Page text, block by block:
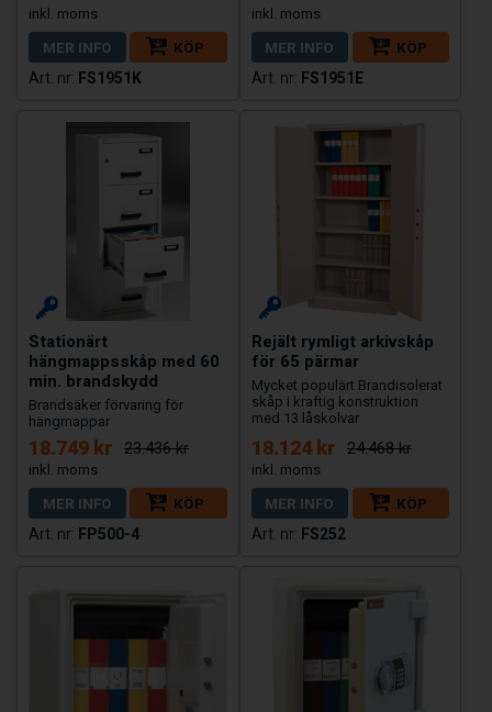
MER INFO
KÖP
FS1951K
MER INFO
KÖP
FS1951E
Stationärt
hängmappsskåp med 60
min. brandskydd
Brandsäker förvaring för
hängmappar
18.749 kr 23.436 kr
MER INFO
KÖP
FP500-4
Rejält rymligt arkivskåp
för 65 pärmar
Mycket populärt Brandisolerat
skåp i kraftig konstruktion
med 13 låskolvar
18.124 kr 24.468 kr
MER INFO
KÖP
FS252